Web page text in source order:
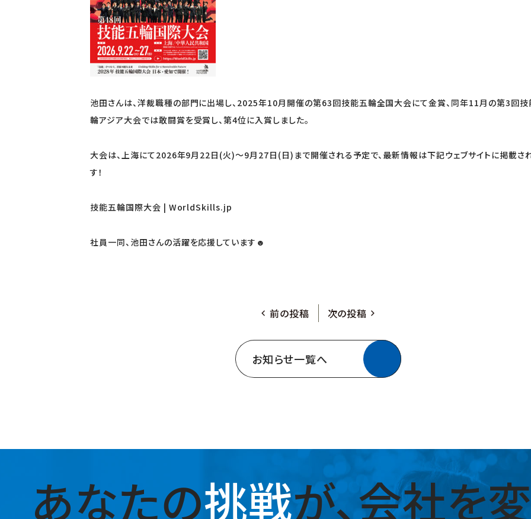
池田さんは、洋裁職種の部門に出場し、2025年10月開催の第63回技能五輪全国大会にて金賞、同年11月の第3回技
輪アジア大会では敢闘賞を受賞し、第4位に入賞しました。
大会は、上海にて2026年9月22日(火)～9月27日(日)まで開催される予定で、最新情報は下記ウェブサイトに掲載さ
す！
技能五輪国際大会 | WorldSkills.jp
社員一同、池田さんの活躍を応援しています☻
前の投稿 次の投稿
お知らせ一覧へ
あなたの挑戦が、会社を